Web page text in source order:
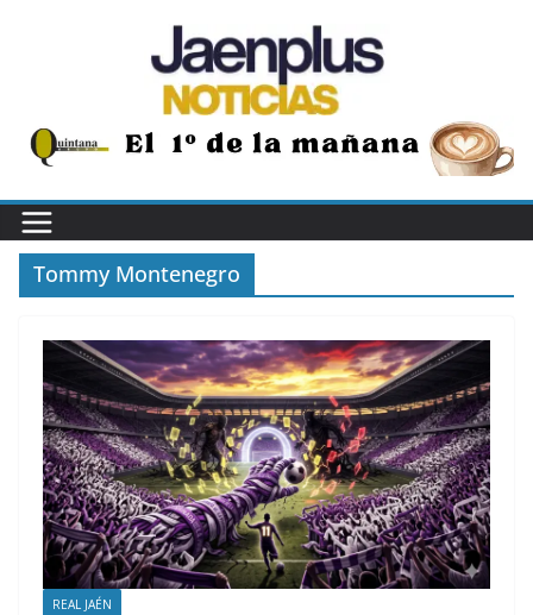
Tommy Montenegro
REAL JAÉN